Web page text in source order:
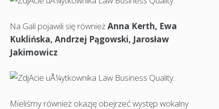
Na Gali pojawili się również Anna Kerth, Ewa
Kuklińska, Andrzej Pągowski, Jarosław
Jakimowicz
Mieliśmy również okazję obejrzeć występ wokalny